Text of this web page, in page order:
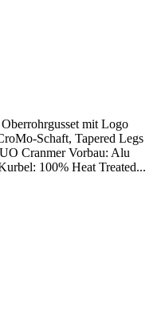
mit Logo
Schaft, Tapered Legs
Cranmer Vorbau: Alu
100% Heat Treated...